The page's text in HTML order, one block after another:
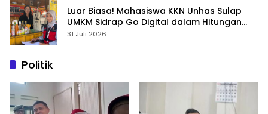
Luar Biasa! Mahasiswa KKN Unhas Sulap
UMKM Sidrap Go Digital dalam Hitungan
Hari
31 Juli 2026
Politik